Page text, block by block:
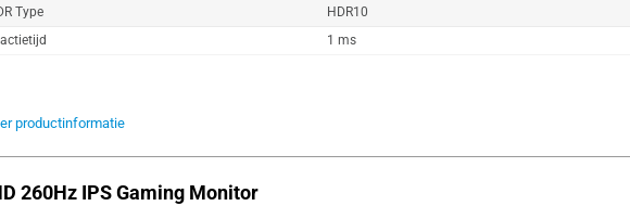
Type
HDR10
1 ms
productinformatie
260Hz IPS Gaming Monitor